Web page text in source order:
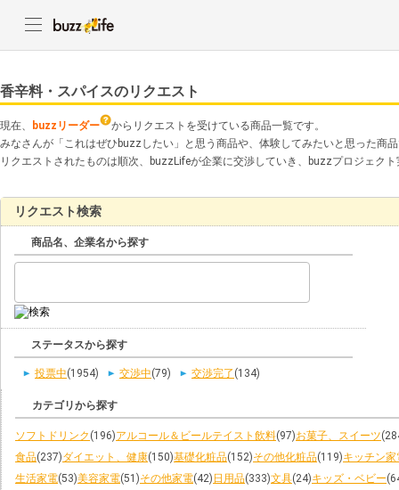
香辛料・スパイスのリクエスト
現在、 buzzリーダー
からリクエストを受けている商品一覧です。
みなさんが「これはぜひbuzzしたい」と思う商品や、体験してみたいと思った商
リクエストされたものは順次、buzzLifeが企業に交渉していき、buzzプロジェク
リクエスト検索
商品名、企業名から探す
ステータスから探す
投票中(1954) 交渉中(79) 交渉完了 (134)
カテゴリから探す
ソフトドリンク (196)アルコール＆ビールテイスト飲料(97)お菓子、スイーツ
食品(237)ダイエット、健康(150)基礎化粧品(152)その他化粧品(119)キッチン家
生活家電(53)美容家電(51)その他家電(42) 日用品(333)文具(24)キッズ・ベビー